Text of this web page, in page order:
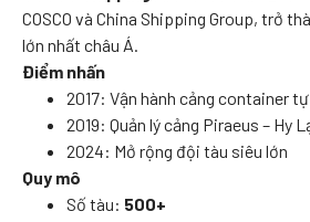
COSCO và China Shipping Group, trở
lớn nhất châu Á.
Điểm nhấn
2017: Vận hành cảng container
2019: Quản lý cảng Piraeus – Hy
2024: Mở rộng đội tàu siêu lớn
Quy mô
Số tàu: 500+